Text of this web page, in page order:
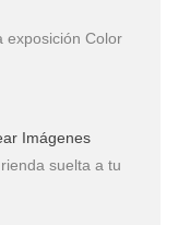
exposición Color
Imágenes
suelta a tu